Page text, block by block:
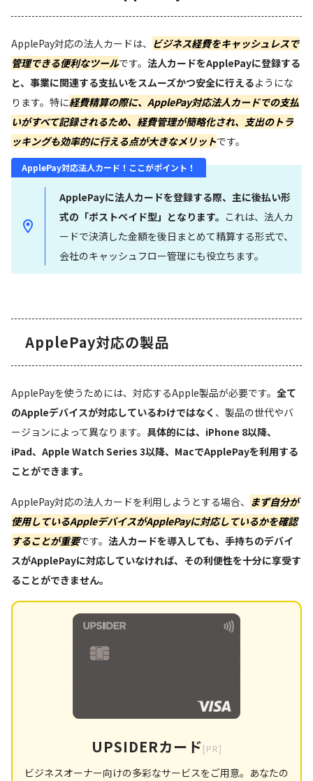
ApplePay対応の法人カードは、 ビジネス経費をキャッシュレスで
管理できる便利なツールです。 法人カードをApplePayに登録する
と、事業に関連する支払いをスムーズかつ安全に行えるようにな
ります。特に経費精算の際に、ApplePay対応法人カードでの支払
いがすべて記録されるため、経費管理が簡略化され、支出のトラ
ッキングも効率的に行える点が大きなメリットです。
ApplePay対応法人カード！ ここがポイント！
ApplePayに法人カードを登録する際、主に後払い形
式の「ポストペイド型」となります。 これは、法人カ
ードで決済した金額を後日まとめて精算する形式で、
会社のキャッシュフロー管理にも役立ちます。
ApplePay対応の製品
ApplePayを使うためには、対応するApple製品が必要です。 全て
のAppleデバイスが対応しているわけではなく 、製品の世代やバ
ージョンによって異なります。 具体的には、iPhone 8以降、
iPad、Apple Watch Series 3以降、MacでApplePayを利用する
ことができます。
ApplePay対応の法人カードを利用しようとする場合、 まず自分が
使用しているAppleデバイスがApplePayに対応しているかを確認
することが重要です。 法人カードを導入しても、手持ちのデバイ
スがApplePayに対応していなければ、その利便性を十分に享受す
ることができません。
UPSIDERカード[PR]
ビジネスオーナー向けの多彩なサービスをご用意。あなたの